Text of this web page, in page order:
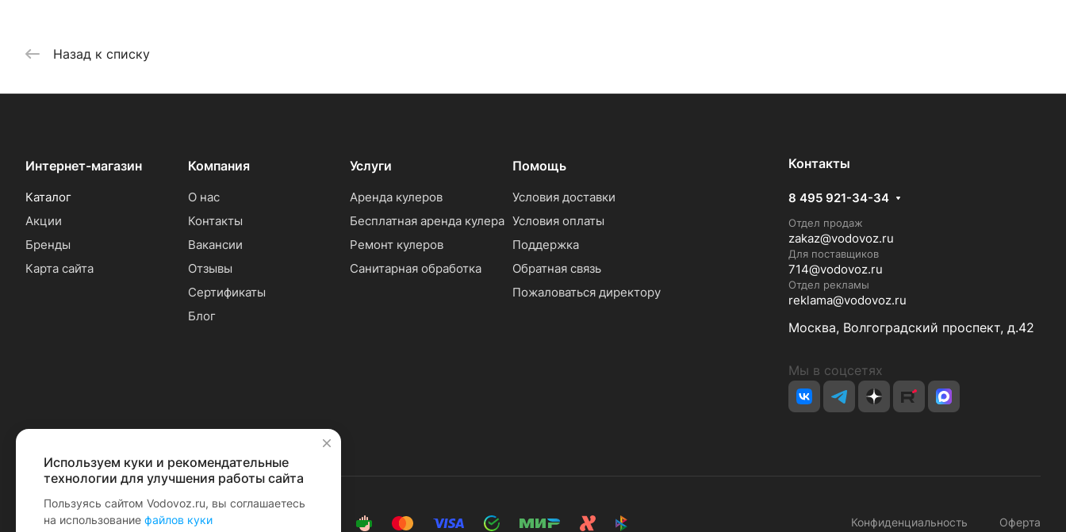
Назад к списку
Интернет-магазин
Каталог
Акции
Бренды
Карта сайта
Компания
О нас
Контакты
Вакансии
Отзывы
Сертификаты
Блог
Услуги
Аренда кулеров
Бесплатная аренда кулера
Ремонт кулеров
Санитарная обработка
Помощь
Условия доставки
Условия оплаты
Поддержка
Обратная связь
Пожаловаться директору
Контакты
8 495 921-34-34
Отдел продаж
zakaz@vodovoz.ru
Для поставщиков
714@vodovoz.ru
Отдел рекламы
reklama@vodovoz.ru
Москва, Волгоградский проспект, д.42
Мы в соцсетях
© 2026 Водовоз.RU Конфиденциальность Оферта
✕
Используем куки и рекомендательные
технологии для улучшения работы сайта
Пользуясь сайтом Vodovoz.ru, вы соглашаетесь
на использование файлов куки